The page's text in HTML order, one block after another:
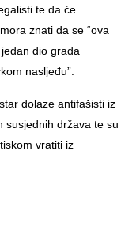
te da će
znati da se “ova
dio grada
nasljeđu”.
dolaze antifašisti iz
susjednih država te su
vratiti iz